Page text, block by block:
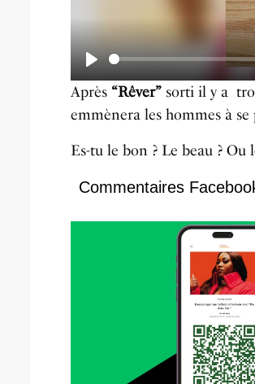
P
y
Après “Rêver” sorti il y a
emmènera les hommes à
Es-tu le bon ? Le beau ? Ou
Commentaires